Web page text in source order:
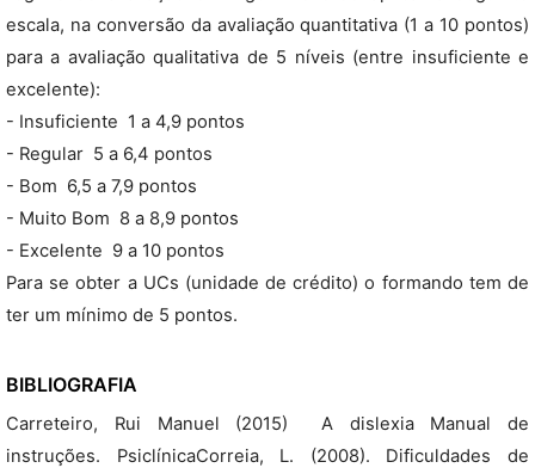
escala, na conversão da avaliação quantitativa (1 a 10 pontos)
para a avaliação qualitativa de 5 níveis (entre insuficiente e
excelente):
- Insuficiente  1 a 4,9 pontos
- Regular  5 a 6,4 pontos
- Bom  6,5 a 7,9 pontos
- Muito Bom  8 a 8,9 pontos
- Excelente  9 a 10 pontos
Para se obter a UCs (unidade de crédito) o formando tem de
ter um mínimo de 5 pontos.
BIBLIOGRAFIA
Carreteiro, Rui Manuel (2015)  A dislexia Manual de
instruções. PsiclínicaCorreia, L. (2008). Dificuldades de